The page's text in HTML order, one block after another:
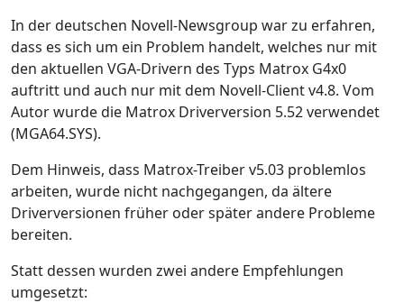
In der deutschen Novell-Newsgroup war zu erfahren,
dass es sich um ein Problem handelt, welches nur mit
den aktuellen VGA-Drivern des Typs Matrox G4x0
auftritt und auch nur mit dem Novell-Client v4.8. Vom
Autor wurde die Matrox Driverversion 5.52 verwendet
(MGA64.SYS).
Dem Hinweis, dass Matrox-Treiber v5.03 problemlos
arbeiten, wurde nicht nachgegangen, da ältere
Driverversionen früher oder später andere Probleme
bereiten.
Statt dessen wurden zwei andere Empfehlungen
umgesetzt: